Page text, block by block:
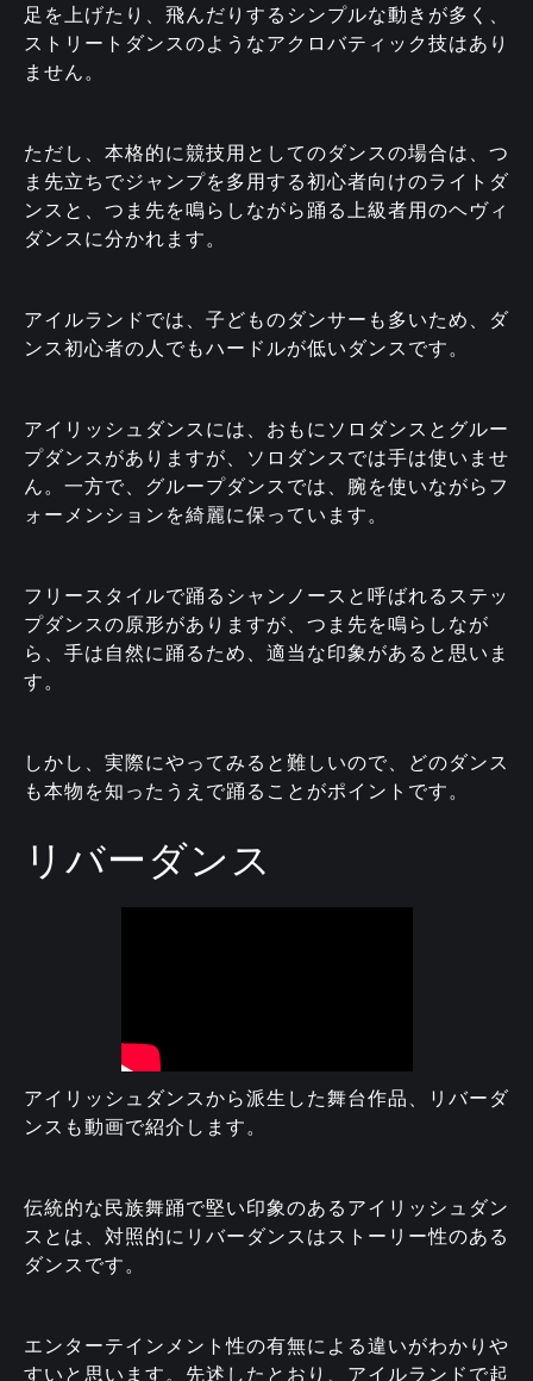
足を上げたり、飛んだりするシンプルな動きが多く、
ストリートダンスのようなアクロバティック技はあり
ません。
ただし、本格的に競技用としてのダンスの場合は、つ
ま先立ちでジャンプを多用する初心者向けのライトダ
ンスと、つま先を鳴らしながら踊る上級者用のヘヴィ
ダンスに分かれます。
アイルランドでは、子どものダンサーも多いため、ダ
ンス初心者の人でもハードルが低いダンスです。
アイリッシュダンスには、おもにソロダンスとグルー
プダンスがありますが、ソロダンスでは手は使いませ
ん。一方で、グループダンスでは、腕を使いながらフ
ォーメンションを綺麗に保っています。
フリースタイルで踊るシャンノースと呼ばれるステッ
プダンスの原形がありますが、つま先を鳴らしなが
ら、手は自然に踊るため、適当な印象があると思いま
す。
しかし、実際にやってみると難しいので、どのダンス
も本物を知ったうえで踊ることがポイントです。
リバーダンス
アイリッシュダンスから派生した舞台作品、リバーダ
ンスも動画で紹介します。
伝統的な民族舞踊で堅い印象のあるアイリッシュダン
スとは、対照的にリバーダンスはストーリー性のある
ダンスです。
エンターテインメント性の有無による違いがわかりや
すいと思います。先述したとおり、アイルランドで起